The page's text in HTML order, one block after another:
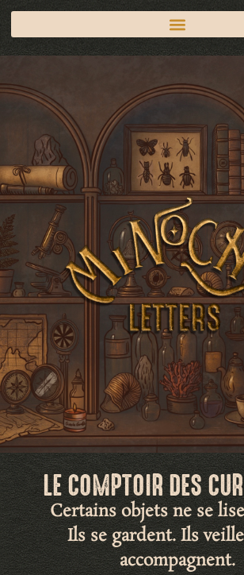
LE COMPTOIR DES
Certains objets ne se
Ils se gardent. Ils
accompagnent.